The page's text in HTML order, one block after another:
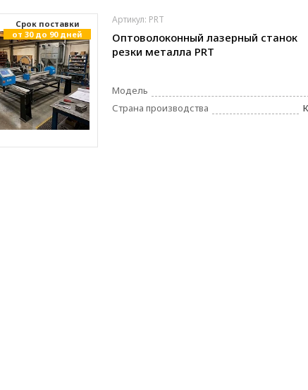
Cрок поставки
от 30 до 90 дней
Артикул: PRT
Оптоволоконный лазерный станок
резки металла PRT
Модель
Страна производства